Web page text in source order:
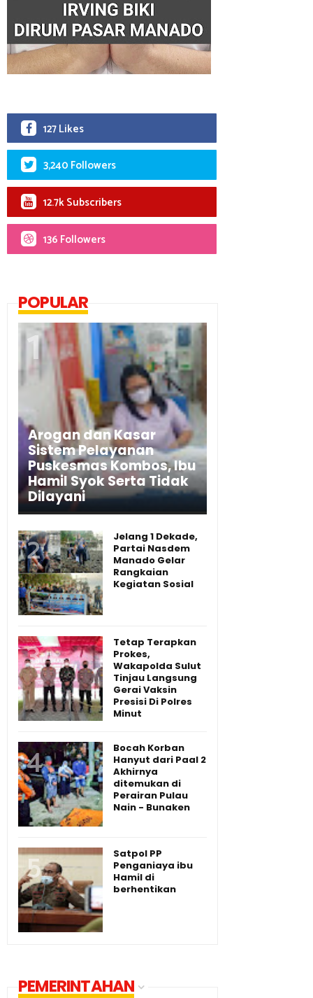
127 Likes
3,240 Followers
12.7k Subscribers
136 Followers
POPULAR
Arogan dan Kasar
Sistem Pelayanan
Puskesmas Kombos, Ibu
Hamil Syok Serta Tidak
Dilayani
Jelang 1 Dekade,
Partai Nasdem
Manado Gelar
Rangkaian
Kegiatan Sosial
Tetap Terapkan
Prokes,
Wakapolda Sulut
Tinjau Langsung
Gerai Vaksin
Presisi Di Polres
Minut
Bocah Korban
Hanyut dari Paal 2
Akhirnya
ditemukan di
Perairan Pulau
Nain - Bunaken
Satpol PP
Penganiaya ibu
Hamil di
berhentikan
PEMERINTAHAN